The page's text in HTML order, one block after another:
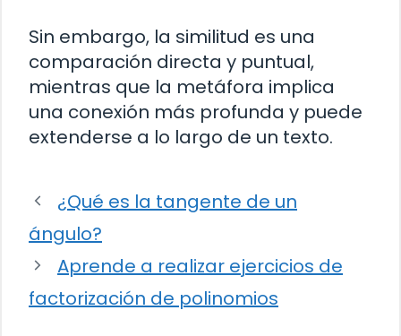
Sin embargo, la similitud es una
comparación directa y puntual,
mientras que la metáfora implica
una conexión más profunda y puede
extenderse a lo largo de un texto.
¿Qué es la tangente de un
ángulo?
Aprende a realizar ejercicios de
factorización de polinomios